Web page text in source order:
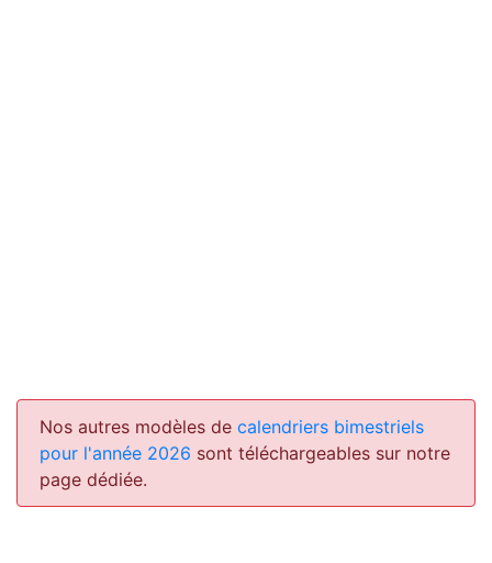
Nos autres modèles de calendriers bimestriels
pour l'année 2026 sont téléchargeables sur notre
page dédiée.